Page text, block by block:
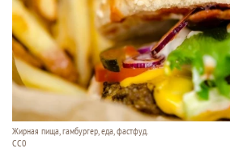
Жирная пища, гамбургер, еда, фастфуд.
СС0